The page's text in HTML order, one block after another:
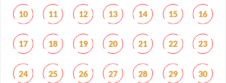
10 11 12 13 14 15 16
17 18 19 20 21 22 23
24 25 26 27 28 29 30